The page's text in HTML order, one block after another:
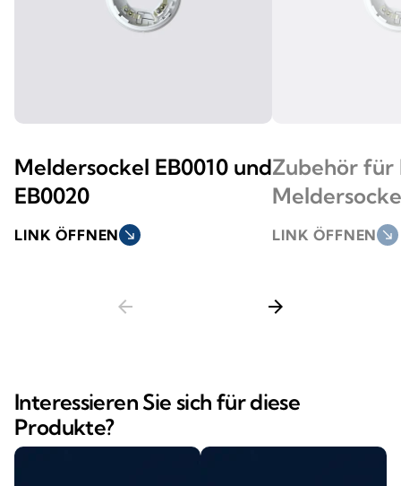
Meldersockel EB0010 und
EB0020
LINK ÖFFNEN south_east
Zubehör für
LINK ÖFFNEN south_east
arrow_back arrow_forward
Interessieren Sie sich für diese
Produkte?